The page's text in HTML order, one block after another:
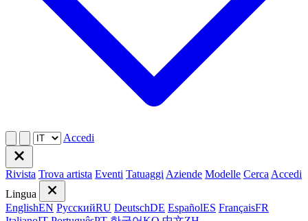
Accedi
Rivista Trova artista Eventi Tatuaggi Aziende Modelle Cerca Accedi
Lingua
EnglishEN РусскийRU DeutschDE EspañolES FrançaisFR